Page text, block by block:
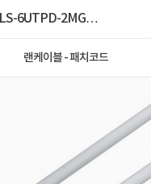
랜케이블 - 패치코드